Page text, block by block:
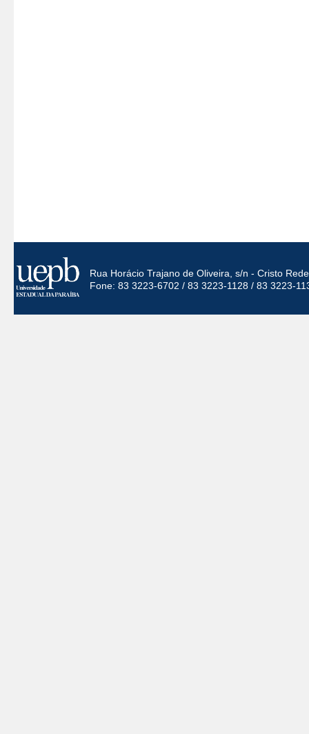
Rua Horácio Trajano de Oliveira, s/n - Cristo
Fone: 83 3223-6702 / 83 3223-1128 / 83 3223-